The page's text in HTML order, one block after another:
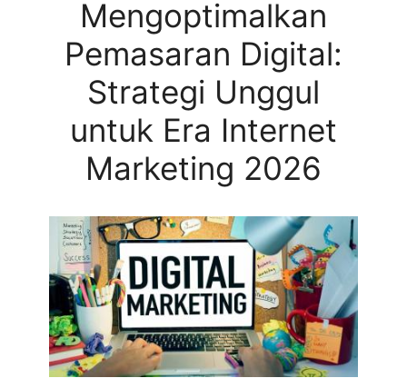
Mengoptimalkan
Pemasaran Digital:
Strategi Unggul
untuk Era Internet
Marketing 2026